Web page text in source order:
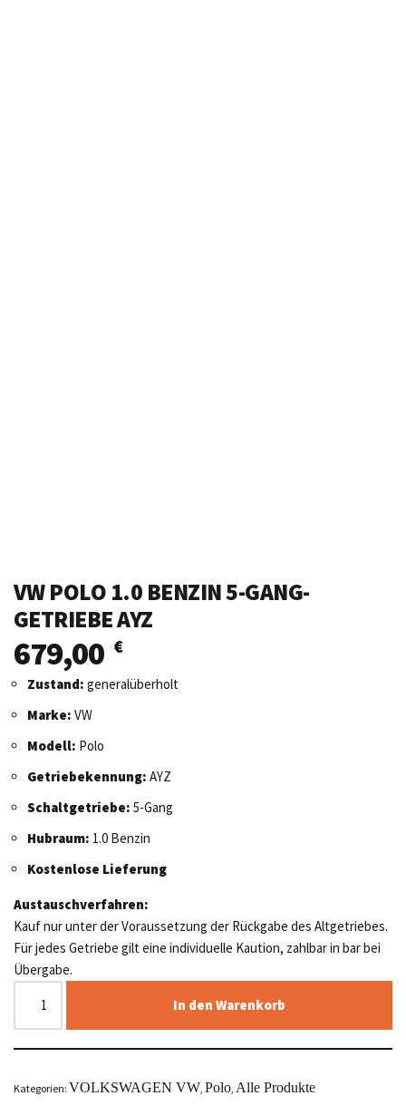
VW POLO 1.0 BENZIN 5-GANG-
GETRIEBE AYZ
679,00 €
Zustand: generalüberholt
Marke: VW
Modell: Polo
Getriebekennung: AYZ
Schaltgetriebe: 5-Gang
Hubraum: 1.0 Benzin
Kostenlose Lieferung
Austauschverfahren:
Kauf nur unter der Voraussetzung der Rückgabe des Altgetriebes.
Für jedes Getriebe gilt eine individuelle Kaution, zahlbar in bar bei
Übergabe.
In den Warenkorb
Kategorien: VOLKSWAGEN VW Polo Alle Produkte